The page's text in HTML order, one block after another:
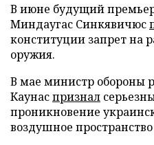
В июне будущий
Миндаугас Синкявичюс
конституции запрет на
оружия.
В мае министр обороны
Каунаспризнал
проникновение
воздушное